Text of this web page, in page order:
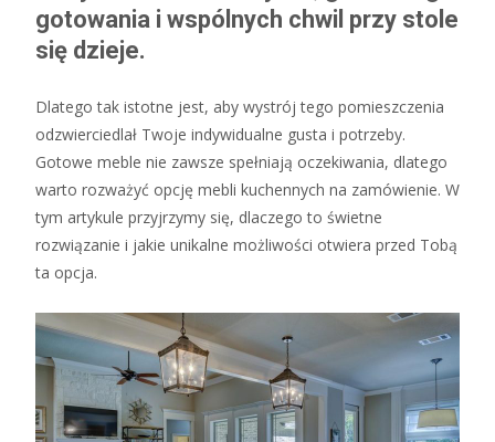
gotowania i wspólnych chwil przy stole
się dzieje.
Dlatego tak istotne jest, aby wystrój tego pomieszczenia
odzwierciedlał Twoje indywidualne gusta i potrzeby.
Gotowe meble nie zawsze spełniają oczekiwania, dlatego
warto rozważyć opcję mebli kuchennych na zamówienie. W
tym artykule przyjrzymy się, dlaczego to świetne
rozwiązanie i jakie unikalne możliwości otwiera przed Tobą
ta opcja.